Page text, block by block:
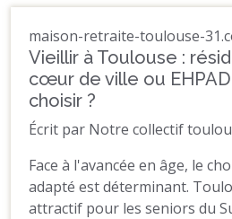
maison-retraite-toulouse-
Vieillir à Toulouse :
cœur de ville ou
choisir ?
Écrit par Notre collectif
Face à l'avancée en âge, le
adapté est déterminant.
attractif pour les seniors du